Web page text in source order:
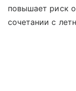
повышает риск
сочетании с